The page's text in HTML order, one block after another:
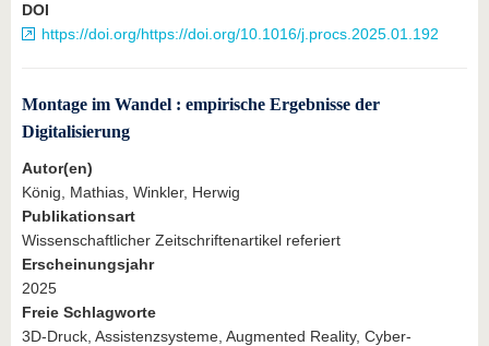
DOI
https://doi.org/https://doi.org/10.1016/j.procs.2025.01.192
Montage im Wandel : empirische Ergebnisse der
Digitalisierung
Autor(en)
König, Mathias, Winkler, Herwig
Publikationsart
Wissenschaftlicher Zeitschriftenartikel referiert
Erscheinungsjahr
2025
Freie Schlagworte
3D-Druck, Assistenzsysteme, Augmented Reality, Cyber-